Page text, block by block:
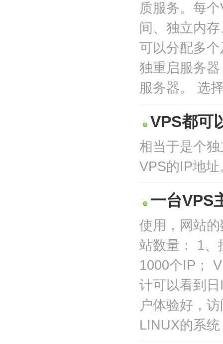
质服务。每
间、独立内
可以分配多
独重启服务
服务器。 选
VPS都可
相当于是个
VPS的IP地
一台VPS
使用，网站
站数量： 1、
1000个IP；
计可以看到
户体验好，
LINUX的系